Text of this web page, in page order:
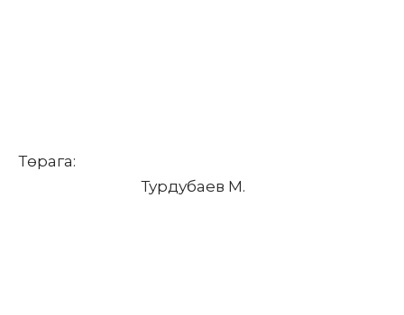
Төрага:
Турдубаев М.